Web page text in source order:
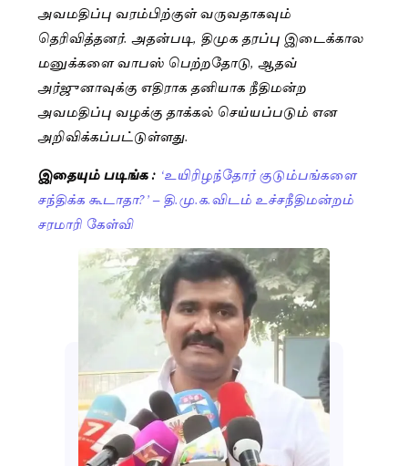
அவமதிப்பு வரம்பிற்குள் வருவதாகவும்
தெரிவித்தனர். அதன்படி, திமுக தரப்பு இடைக்கால
மனுக்களை வாபஸ் பெற்றதோடு, ஆதவ்
அர்ஜுனாவுக்கு எதிராக தனியாக நீதிமன்ற
அவமதிப்பு வழக்கு தாக்கல் செய்யப்படும் என
அறிவிக்கப்பட்டுள்ளது.
இதையும் படிங்க : ‘உயிரிழந்தோர் குடும்பங்களை
சந்திக்க கூடாதா?’ – தி.மு.க.விடம் உச்சநீதிமன்றம்
சரமாரி கேள்வி